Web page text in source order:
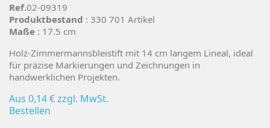
Ref.02-09319
Produktbestand : 330 701 Artikel
Maße : 17.5 cm
Holz-Zimmermannsbleistift mit 14 cm langem Lineal, ideal
für präzise Markierungen und Zeichnungen in
handwerklichen Projekten.
Aus 0,14 €zzgl. MwSt.
Bestellen